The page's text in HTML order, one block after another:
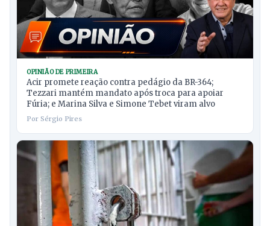
OPINIÃO DE PRIMEIRA
Acir promete reação contra pedágio da BR-364;
Tezzari mantém mandato após troca para apoiar
Fúria; e Marina Silva e Simone Tebet viram alvo
Por Sérgio Pires